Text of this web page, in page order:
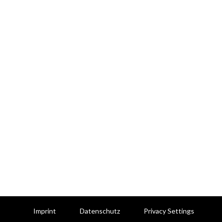
Imprint Datenschutz Privacy Settings